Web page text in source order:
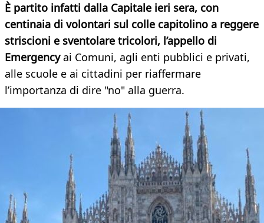
È partito infatti dalla Capitale ieri sera, con
centinaia di volontari sul colle capitolino a reggere
striscioni e sventolare tricolori, l’appello di
Emergencyai Comuni, agli enti pubblici e privati,
alle scuole e ai cittadini per riaffermare
l’importanza di dire "no" alla guerra.